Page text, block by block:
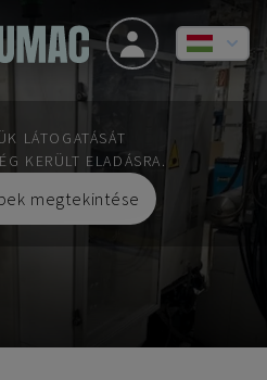
LÁTOGATÁSÁT
KERÜLT ELADÁSRA.
megtekintése